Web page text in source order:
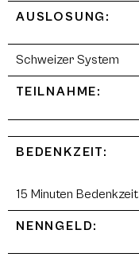
AUSLOSUNG:
Schweizer System
TEILNAHME:
BEDENKZEIT:
15 Minuten Bedenkzeit
NENNGELD: